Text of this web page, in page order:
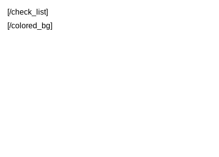
[/check_list]
[/colored_bg]